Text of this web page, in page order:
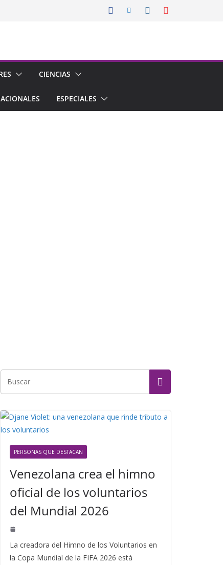
CIENCIAS
ESPECIALES
PERSONAS QUE DESTACAN
Venezolana crea el himno
oficial de los voluntarios
del Mundial 2026
La creadora del Himno de los Voluntarios en
la Copa Mundial de la FIFA 2026 está